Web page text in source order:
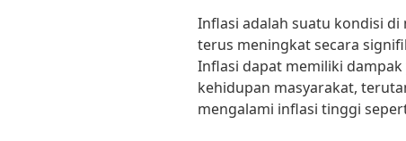
Inflasi adalah suatu kondisi
terus meningkat secara
Inflasi dapat memiliki
kehidupan masyarakat,
mengalami inflasi tinggi